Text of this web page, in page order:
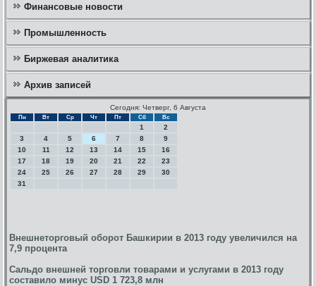
Финансовые новости
Промышленность
Биржевая аналитика
Архив записей
Сегодня: Четверг, 6 Августа
Пн Вт Ср Чт Пт Сб Вс
1
2
3
4 5 6 7 8
9
10
11 12 13 14 15
16
17
18 19 20 21 22
23
24
25 26 27 28 29
30
31
Внешнеторговый оборот Башкирии в 2013 году увеличился на
7,9 процента
Сальдо внешней торговли товарами и услугами в 2013 году
составило минус USD 1 723,8 млн